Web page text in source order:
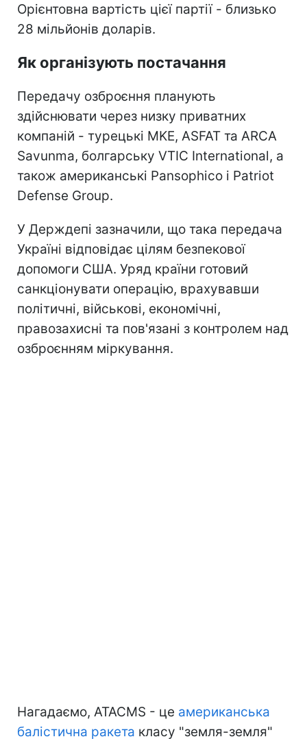
Орієнтовна вартість цієї партії - близько
28 мільйонів доларів.
Як організують постачання
Передачу озброєння планують
здійснювати через низку приватних
компаній - турецькі MKE, ASFAT та ARCA
Savunma, болгарську VTIC International, а
також американські Pansophico і Patriot
Defense Group.
У Держдепі зазначили, що така передача
Україні відповідає цілям безпекової
допомоги США. Уряд країни готовий
санкціонувати операцію, врахувавши
політичні, військові, економічні,
правозахисні та пов'язані з контролем над
озброєнням міркування.
Нагадаємо, ATACMS - це американська
балістична ракета класу "земля-земля"